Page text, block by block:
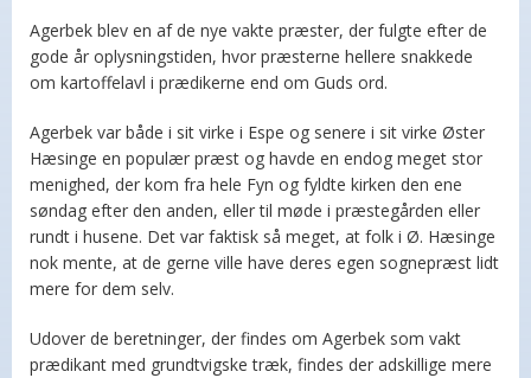
Agerbek blev en af de nye vakte præster, der fulgte efter de
gode år oplysningstiden, hvor præsterne hellere snakkede
om kartoffelavl i prædikerne end om Guds ord.
Agerbek var både i sit virke i Espe og senere i sit virke Øster
Hæsinge en populær præst og havde en endog meget stor
menighed, der kom fra hele Fyn og fyldte kirken den ene
søndag efter den anden, eller til møde i præstegården eller
rundt i husene. Det var faktisk så meget, at folk i Ø. Hæsinge
nok mente, at de gerne ville have deres egen sognepræst lidt
mere for dem selv.
Udover de beretninger, der findes om Agerbek som vakt
prædikant med grundtvigske træk, findes der adskillige mere